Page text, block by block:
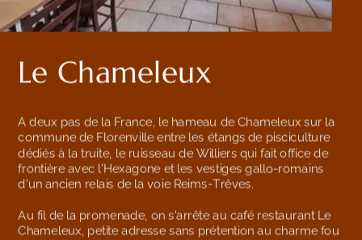
Le Chameleux
A deux pas de la France, le hameau de Chameleux sur la
commune de Florenville entre les étangs de pisciculture
dédiés à la truite, le ruisseau de Williers qui fait office de
frontière avec l'Hexagone et les vestiges gallo-romains
d'un ancien relais de la voie Reims-Trêves.
Au fil de la promenade, on s'arrête au café restaurant Le
Chameleux, petite adresse sans prétention au charme fou